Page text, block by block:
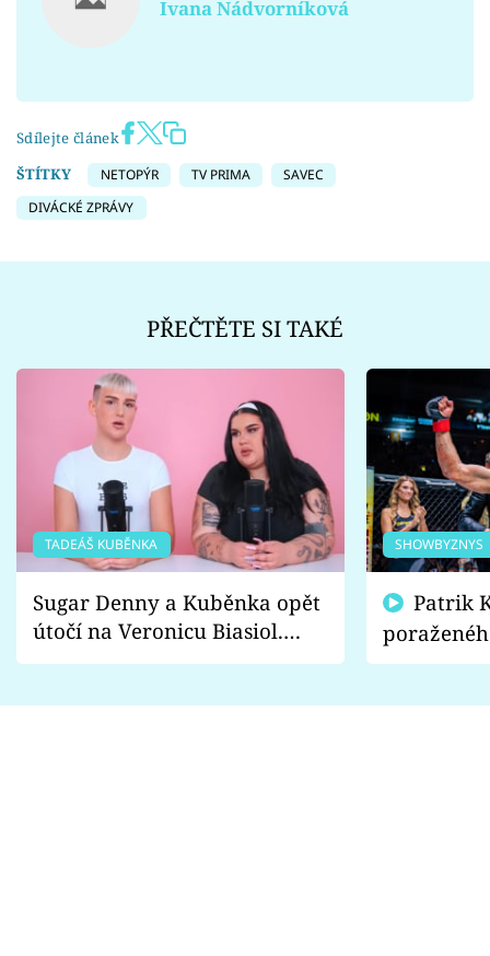
Ivana Nádvorníková
Sdílejte článek
ŠTÍTKY
NETOPÝR TV PRIMA
SAVEC
DIVÁCKÉ ZPRÁVY
PŘEČTĚTE SI TAKÉ
TADEÁŠ KUBĚNKA
Sugar Denny a Kuběnka opět
útočí na Veronicu Biasiol.
Proč je podle nich falešná a
SHOWBYZNYS
fanoušci